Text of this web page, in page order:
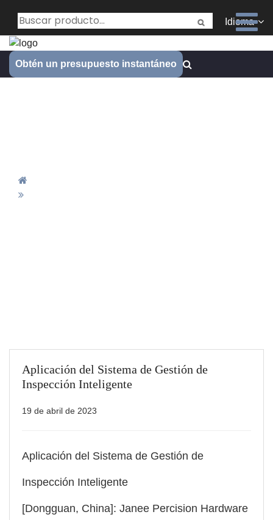
Idioma
Obtén un presupuesto instantáneo
Aplicación del Sistema de Gestión de
Inspección Inteligente
19 de abril de 2023
Aplicación del Sistema de Gestión de
Inspección Inteligente
[Dongguan, China]: Janee Percision Hardware